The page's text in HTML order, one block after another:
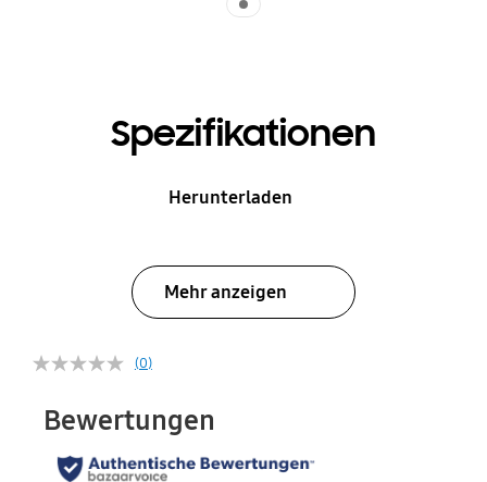
Spezifikationen
Herunterladen
Mehr anzeigen
(0)